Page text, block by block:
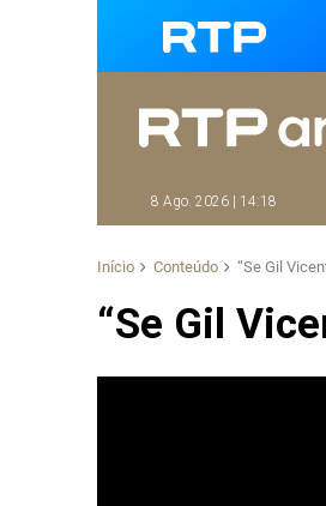
8 Ago. 2026 | 14:18
Início Conteúdo “Se Gil
“Se Gil